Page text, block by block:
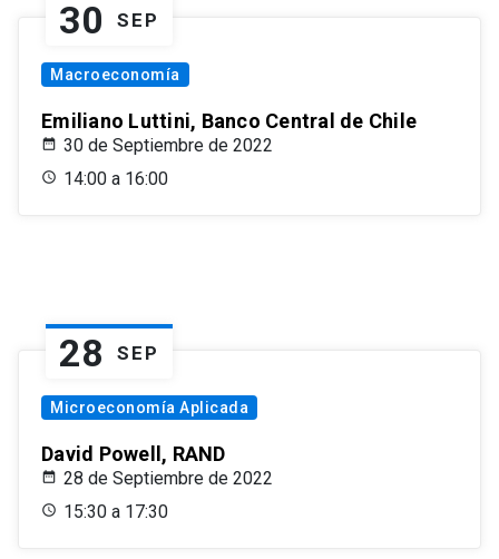
30 SEP
Macroeconomía
Emiliano Luttini, Banco Central de Chile
30 de Septiembre de 2022
14:00 a 16:00
28 SEP
Microeconomía Aplicada
David Powell, RAND
28 de Septiembre de 2022
15:30 a 17:30